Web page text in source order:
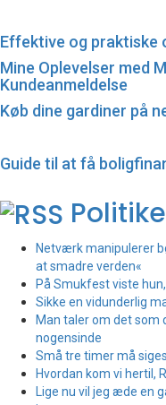
Effektive og praktiske
Mine Oplevelser med
Kundeanmeldelse
Køb dine gardiner på
Guide til at få
Netværk manipulerer
at smadre verden«
På Smukfest viste
Sikke en vidunderlig
Man taler om det
nogensinde
Små tre timer må
Hvordan kom vi hertil,
Lige nu vil jeg æde en